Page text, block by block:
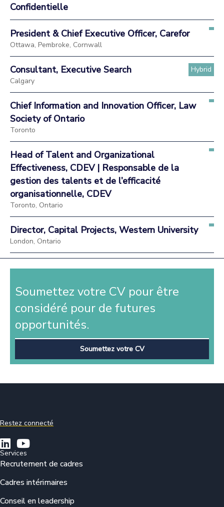
Confidentielle
President & Chief Executive Officer, Carefor
Ottawa, Pembroke, Cornwall
Consultant, Executive Search
Calgary
Hybrid
Chief Information and Innovation Officer, Law
Society of Ontario
Toronto
Head of Talent and Organizational
Effectiveness, CDEV | Responsable de la
gestion des talents et de l’efficacité
organisationnelle, CDEV
Toronto, Ontario
Director, Capital Projects, Western University
London, Ontario
Soumettez votre CV pour être
considéré pour de futures
opportunités.
Soumettez votre CV
Restez connecté
Services
Recrutement de cadres
Cadres intérimaires
Conseil en leadership